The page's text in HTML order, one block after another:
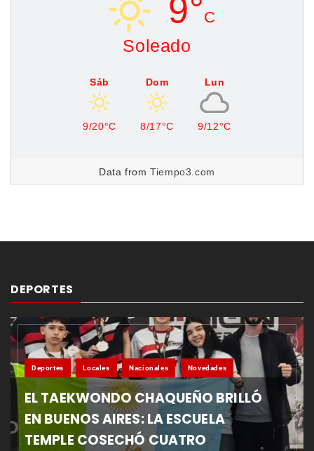
9°C
Soleado
Sáb
9/20°C
Dom
8/17°C
Lun
9/12°C
Data fromTiempo3.com
DEPORTES
Deportes Locales Nacionales Novedades
EL TAEKWONDO CHAQUEÑO BRILLÓ
EN BUENOS AIRES: LA ESCUELA
TEMPLE COSECHÓ CUATRO